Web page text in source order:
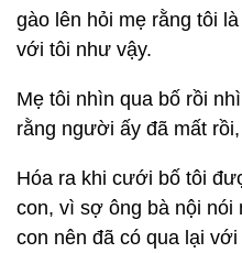
gào lên hỏi mẹ rằng tôi
với tôi như vậy.
Mẹ tôi nhìn qua bố rồi
rằng người ấy đã mất
Hóa ra khi cưới bố tôi
con, vì sợ ông bà nội
con nên đã có qua lại